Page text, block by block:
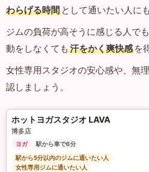
わらげる時間 として通いたい人に
ジムの負荷が高そうに感じる人で
動をしなくても 汗をかく爽快感 を
女性専用スタジオの安心感や、無
認しましょう。
ホットヨガスタジオ LAVA
博多店
ヨガ
駅から車で6分
駅から5分以内のジムに通いたい人
女性専用ジムに通いたい人